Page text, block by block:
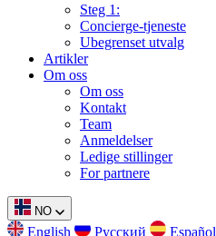
Steg 1:
Concierge-tjeneste
Ubegrenset utvalg
Artikler
Om oss
Om oss
Kontakt
Team
Anmeldelser
Ledige stillinger
For partnere
NO
English Русский Español